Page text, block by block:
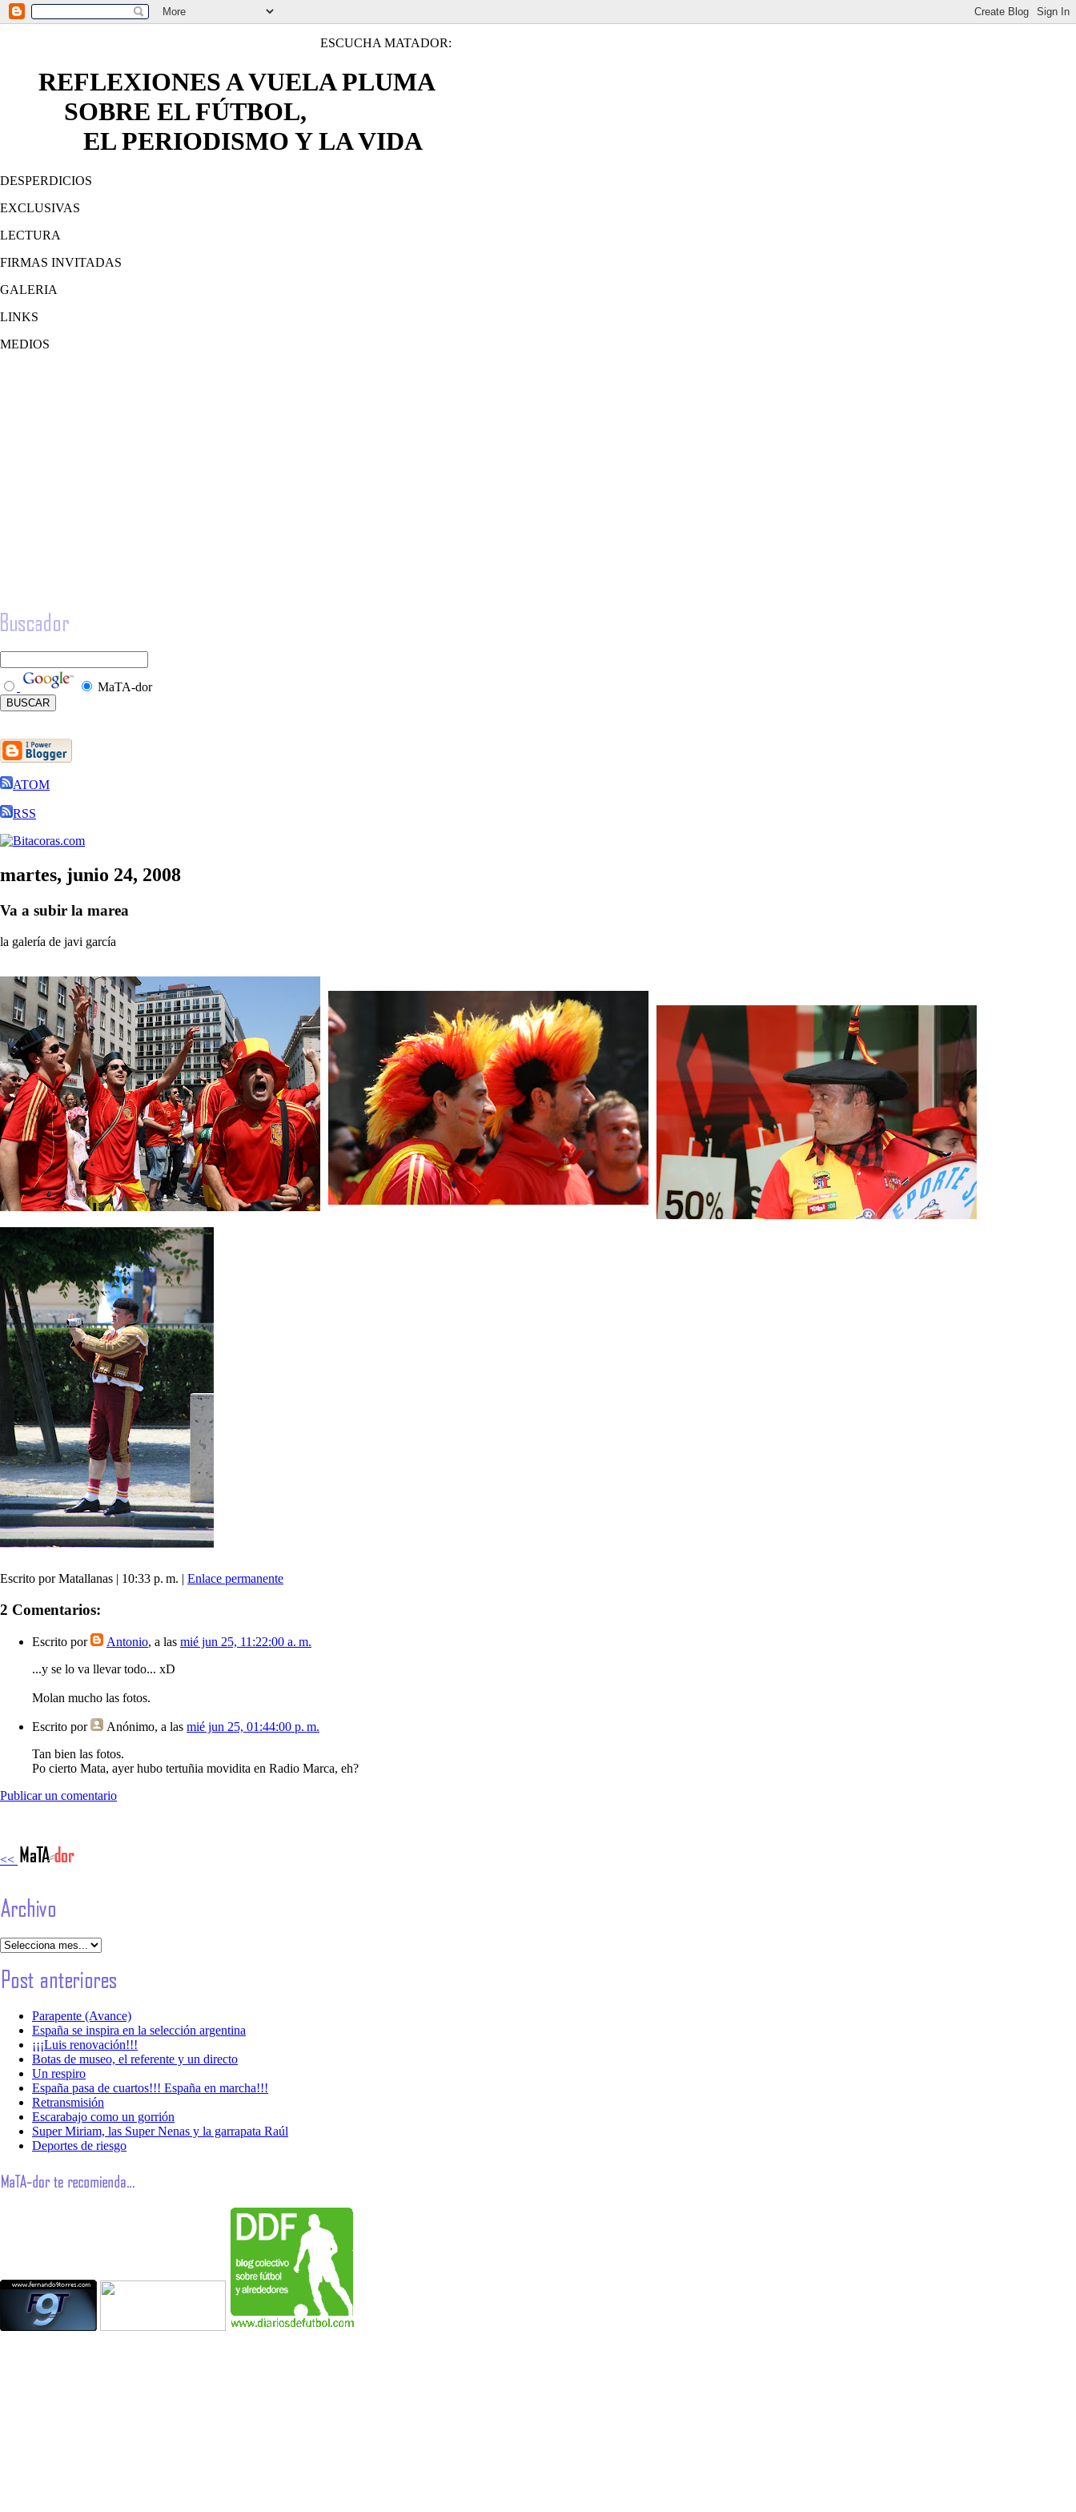
ESCUCHA MATADOR:
REFLEXIONES A VUELA PLUMA
SOBRE EL FÚTBOL,
EL PERIODISMO Y LA VIDA
DESPERDICIOS
EXCLUSIVAS
LECTURA
FIRMAS INVITADAS
GALERIA
LINKS
MEDIOS
MaTA-dor
ATOM
RSS
martes, junio 24, 2008
Va a subir la marea
la galería de javi garcía
Escrito por Matallanas | 10:33 p. m. | Enlace permanente
2 Comentarios:
Escrito por Antonio, a las mié jun 25, 11:22:00 a. m.
...y se lo va llevar todo... xD
Molan mucho las fotos.
Escrito por Anónimo, a las mié jun 25, 01:44:00 p. m.
Tan bien las fotos.
Po cierto Mata, ayer hubo tertuñia movidita en Radio Marca, eh?
Publicar un comentario
<<
Parapente (Avance)
España se inspira en la selección argentina
¡¡¡Luis renovación!!!
Botas de museo, el referente y un directo
Un respiro
España pasa de cuartos!!! España en marcha!!!
Retransmisión
Escarabajo como un gorrión
Super Miriam, las Super Nenas y la garrapata Raúl
Deportes de riesgo